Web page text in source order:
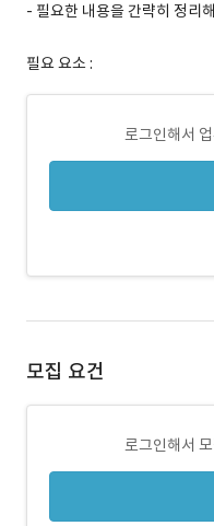
- 필요한 내용을 간략히 정리
필요 요소 :
로그인해서
모집 요건
로그인해서